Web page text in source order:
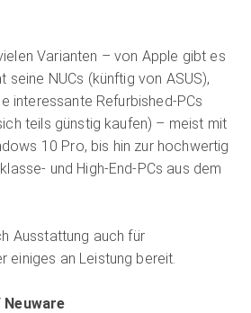
Varianten – von Apple gibt es
seine NUCs (künftig von ASUS),
interessante Refurbished-PCs
teils günstig kaufen) – meist mit
10 Pro, bis hin zur hochwertig
und High-End-PCs aus dem
Ausstattung auch für
einiges an Leistung bereit.